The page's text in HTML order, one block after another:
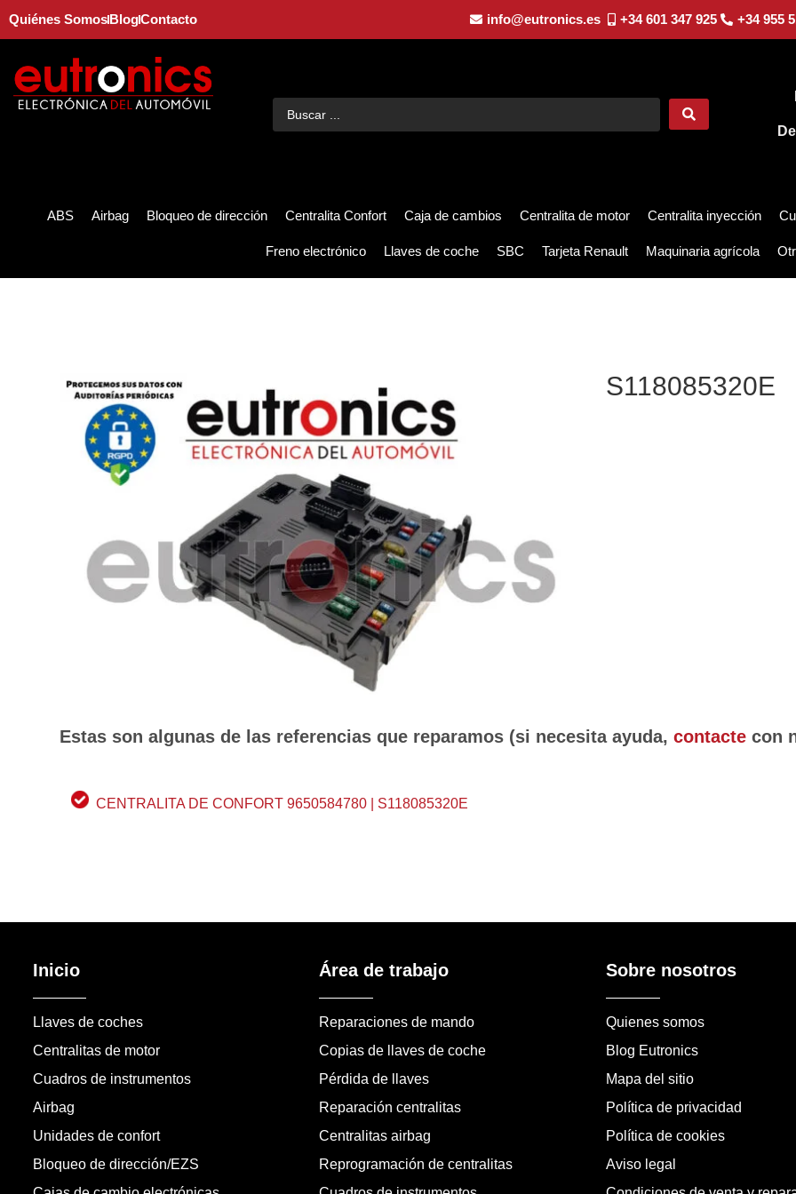
Quiénes SomosBlogContacto info@eutronics.es +34 601 347 925 +34 955
ABS Airbag Bloqueo de dirección Centralita Confort Caja de cambios Centralita de motor Centralita inyección
Freno electrónico Llaves de coche SBC Tarjeta Renault Maquinaria agrícola
S118085320E
Estas son algunas de las referencias que reparamos (si necesita ayuda, contactecon
CENTRALITA DE CONFORT 9650584780 | S118085320E
Inicio
Llaves de coches
Centralitas de motor
Cuadros de instrumentos
Airbag
Unidades de confort
Bloqueo de dirección/EZS
Área de trabajo
Reparaciones de mando
Copias de llaves de coche
Pérdida de llaves
Reparación centralitas
Centralitas airbag
Reprogramación de centralitas
Sobre nosotros
Quienes somos
Blog Eutronics
Mapa del sitio
Política de privacidad
Política de cookies
Aviso legal